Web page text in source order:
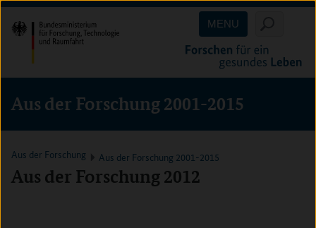
Direkt
zum
Inhalt
(Eingabetaste)
Direkt
zum
Hauptmenu
(Eingabetaste)
Direkt
zur
Suche
(Eingabetaste)
MENU
Aus der Forschung 2001-2015
Aus der Forschung Aus der Forschung 2001-2015
Aus der Forschung 2012